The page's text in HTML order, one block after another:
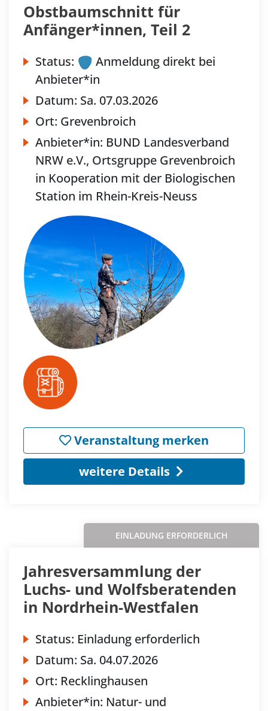
Obstbaumschnitt für
Anfänger*innen, Teil 2
Status:
Anmeldung direkt bei
Anbieter*in
Datum: Sa. 07.03.2026
Ort: Grevenbroich
Anbieter*in: BUND Landesverband
NRW e.V., Ortsgruppe Grevenbroich
in Kooperation mit der Biologischen
Station im Rhein-Kreis-Neuss
Veranstaltung merken
weitere Details
EINLADUNG ERFORDERLICH
Jahresversammlung der
Luchs- und Wolfsberatenden
in Nordrhein-Westfalen
Status: Einladung erforderlich
Datum: Sa. 04.07.2026
Ort: Recklinghausen
Anbieter*in: Natur- und